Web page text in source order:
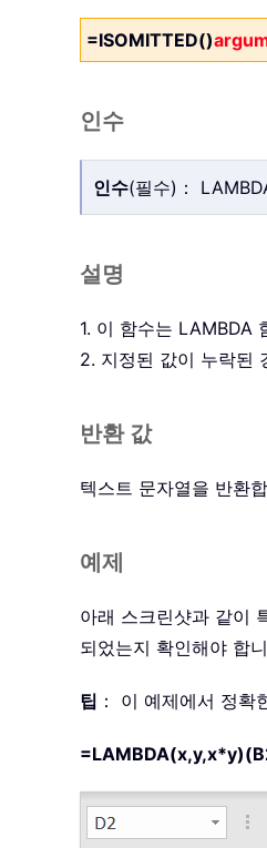
=ISOMITTED()
인수
인수(필수)：
설명
1. 이 함수는 LAMBDA
2. 지정된 값이 누락된
반환 값
텍스트 문자열을 반환합
예제
아래 스크린샷과 같이
되었는지 확인해야 합
팁 ： 이 예제에서 정확